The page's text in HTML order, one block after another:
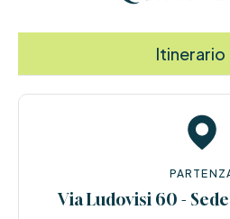
Itinerario
Termini &
Via Ludovisi 60 - Sede